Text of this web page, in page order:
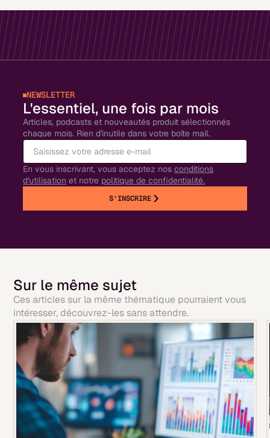
NEWSLETTER
L'essentiel, une fois par mois
Articles, podcasts et nouveautés produit sélectionnés
chaque mois. Rien d'inutile dans votre boîte mail.
En vous inscrivant, vous acceptez nosconditions
d'utilisation et notre politique de confidentialité.
S'INSCRIRE
Sur le même sujet
Ces articles sur la même thématique pourraient vous
intéresser, découvrez-les sans attendre.